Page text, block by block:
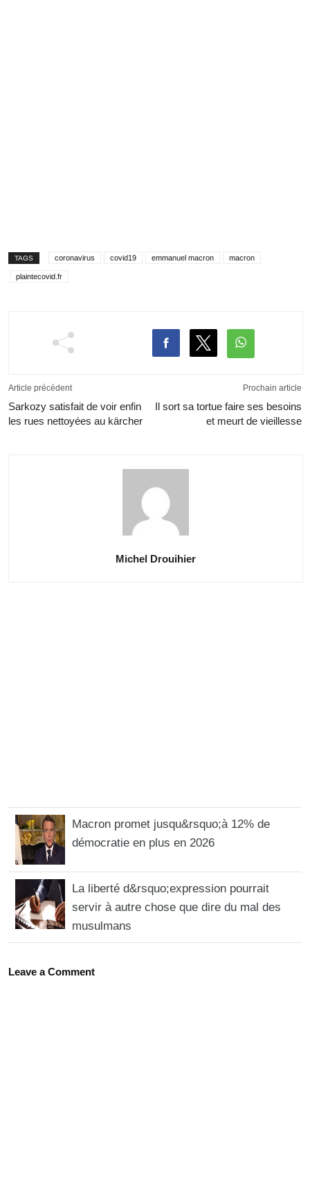
TAGS coronavirus covid19 emmanuel macron macron
plaintecovid.fr
Article précédent
Sarkozy satisfait de voir enfin
les rues nettoyées au kärcher
Prochain article
Il sort sa tortue faire ses besoins
et meurt de vieillesse
Michel Drouihier
Macron promet jusqu&rsquo;à 12% de
démocratie en plus en 2026
La liberté d&rsquo;expression pourrait
servir à autre chose que dire du mal des
musulmans
Leave a Comment